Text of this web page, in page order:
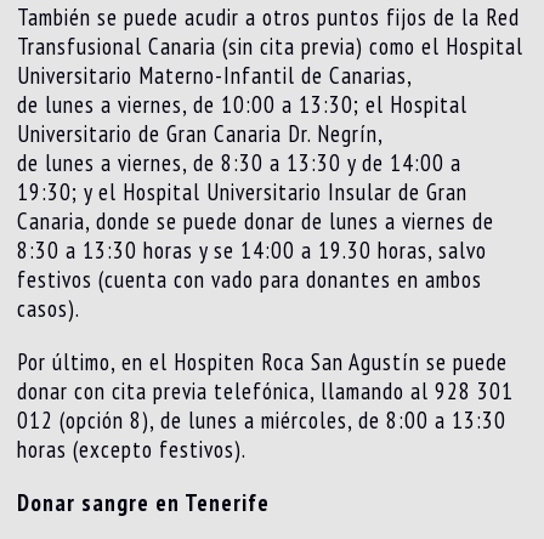
También se puede acudir a otros puntos fijos de la Red
Transfusional Canaria (sin cita previa) como el Hospital
Universitario Materno-Infantil de Canarias,
de lunes a viernes, de 10:00 a 13:30; el Hospital
Universitario de Gran Canaria Dr. Negrín,
de lunes a viernes, de 8:30 a 13:30 y de 14:00 a
19:30; y el Hospital Universitario Insular de Gran
Canaria, donde se puede donar de lunes a viernes de
8:30 a 13:30 horas y se 14:00 a 19.30 horas, salvo
festivos (cuenta con vado para donantes en ambos
casos).
Por último, en el Hospiten Roca San Agustín se puede
donar con cita previa telefónica, llamando al 928 301
012 (opción 8), de lunes a miércoles, de 8:00 a 13:30
horas (excepto festivos).
Donar sangre en Tenerife